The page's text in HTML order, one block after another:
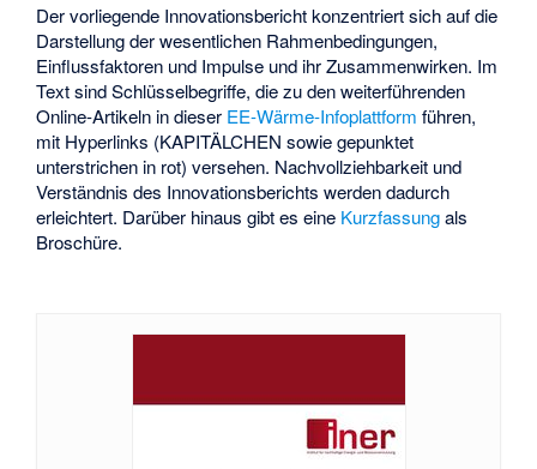
Der vorliegende Innovationsbericht konzentriert sich auf die
Darstellung der wesentlichen Rahmenbedingungen,
Einflussfaktoren und Impulse und ihr Zusammenwirken. Im
Text sind Schlüsselbegriffe, die zu den weiterführenden
Online-Artikeln in dieser EE-Wärme-Infoplattform führen,
mit Hyperlinks (KAPITÄLCHEN sowie gepunktet
unterstrichen in rot) versehen. Nachvollziehbarkeit und
Verständnis des Innovationsberichts werden dadurch
erleichtert. Darüber hinaus gibt es eine Kurzfassungals
Broschüre.